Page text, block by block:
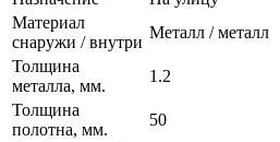
Материал
снаружи / внутри
Металл / металл
Толщина
металла, мм.
1.2
Толщина
полотна, мм.
50